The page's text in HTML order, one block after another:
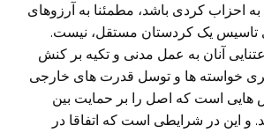
احزاب کردی باشد، مطمئنا به آرزوهای
تاسیس یک کردستان مستقل، نیست.
آنان به عمل مدنی و تکیه بر کنش
خواسته ها و توسل قدرت های خارجی
هایی است که اصل را بر حمایت بین
و این در شرایطی است که اتفاقا در